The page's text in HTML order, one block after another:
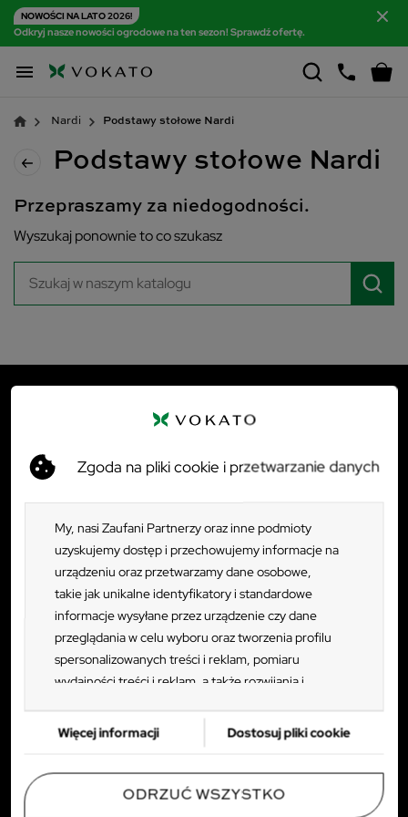
NOWOŚCI NA LATO 2026!
Odkryj nasze nowości ogrodowe na ten sezon! Sprawdź ofertę.

Zgoda na pliki cookie i przetwarzanie danych
My, nasi Zaufani Partnerzy oraz inne podmioty
uzyskujemy dostęp i przechowujemy informacje na
urządzeniu oraz przetwarzamy dane osobowe,
takie jak unikalne identyfikatory i standardowe
informacje wysyłane przez urządzenie czy dane
przeglądania w celu wyboru oraz tworzenia profilu
spersonalizowanych treści i reklam, pomiaru
wydajności treści i reklam, a także rozwijania i
Zaufani Partnerzy możemy korzystać z
precyzyjnych danych geolokalizacyjnych oraz
Ponieważ cenimy Twoją prywatność, prosimy o
Więcej informacji Dostosuj pliki cookie
ODRZUĆ WSZYSTKO
Nardi Podstawy stołowe Nardi
Podstawy stołowe Nardi
Przepraszamy za niedogodności.
Wyszukaj ponownie to co szukasz
Klienci biznesowi
Dostawy i logistyka
+48 783 173 632
Zwroty i reklamacje
+48 782 133 859
pn - pt: 8:00 - 16:00
ul. Tczewska 35, 83-112 Rokitki
SPRAWDŹ RÓWNIEŻ
WAŻNE INFORMACJE